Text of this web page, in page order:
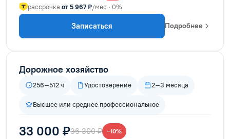
рассрочка от 5 967 ₽/мес · 0%
Записаться Подробнее
Дорожное хозяйство
256–512 ч Удостоверение 2–3 месяца
Высшее или среднее профессиональное
33 000 ₽36 300 ₽ −10%